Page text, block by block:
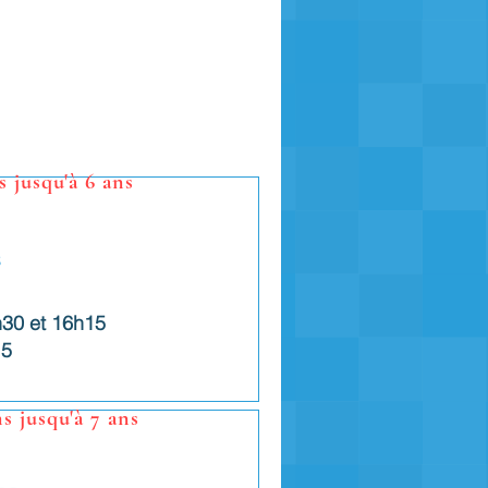
6 ans
et 16h15
jusqu'à 7 ans